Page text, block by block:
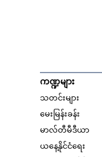
ကဏ္ဍများ
သတင်းများ
မေးမြန်းခန်း
မာလ်တီမီဒီယာ
ယနေ့နိုင်ငံရေး